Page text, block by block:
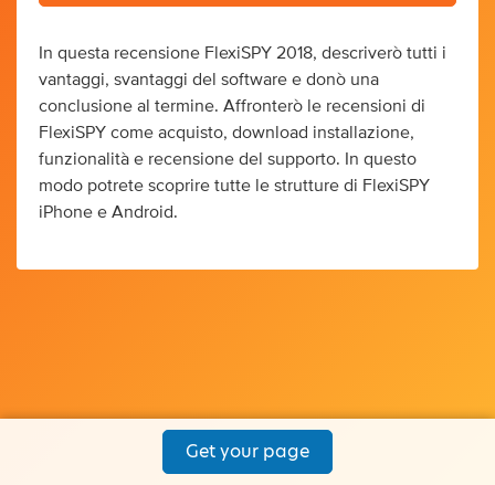
In questa recensione FlexiSPY 2018, descriverò tutti i
vantaggi, svantaggi del software e donò una
conclusione al termine. Affronterò le recensioni di
FlexiSPY come acquisto, download installazione,
funzionalità e recensione del supporto. In questo
modo potrete scoprire tutte le strutture di FlexiSPY
iPhone e Android.
Get your page